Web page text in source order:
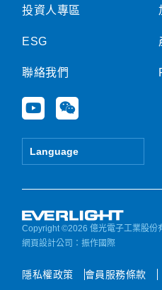
投資人專區
ESG
聯絡我們
Y
o
u
e
W
e
i
Language
Copyright ©2026 億光電子工業股份
網頁設計公司 ：振作國際
隱私權政策 會員服務條款